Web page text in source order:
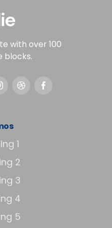
with over 100
blocks.
1
2
3
4
5